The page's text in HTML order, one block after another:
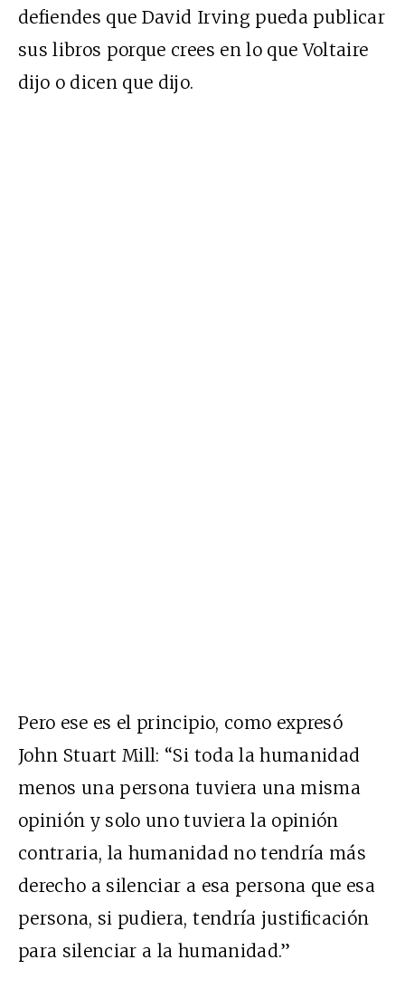
defiendes que David Irving pueda publicar
sus libros porque crees en lo que Voltaire
dijo o dicen que dijo.
Pero ese es el principio, como expresó
John Stuart Mill: “Si toda la humanidad
menos una persona tuviera una misma
opinión y solo uno tuviera la opinión
contraria, la humanidad no tendría más
derecho a silenciar a esa persona que esa
persona, si pudiera, tendría justificación
para silenciar a la humanidad.”